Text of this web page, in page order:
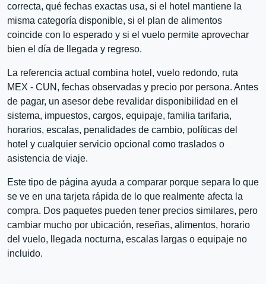
correcta, qué fechas exactas usa, si el hotel mantiene la
misma categoría disponible, si el plan de alimentos
coincide con lo esperado y si el vuelo permite aprovechar
bien el día de llegada y regreso.
La referencia actual combina hotel, vuelo redondo, ruta
MEX - CUN, fechas observadas y precio por persona. Antes
de pagar, un asesor debe revalidar disponibilidad en el
sistema, impuestos, cargos, equipaje, familia tarifaria,
horarios, escalas, penalidades de cambio, políticas del
hotel y cualquier servicio opcional como traslados o
asistencia de viaje.
Este tipo de página ayuda a comparar porque separa lo que
se ve en una tarjeta rápida de lo que realmente afecta la
compra. Dos paquetes pueden tener precios similares, pero
cambiar mucho por ubicación, reseñas, alimentos, horario
del vuelo, llegada nocturna, escalas largas o equipaje no
incluido.